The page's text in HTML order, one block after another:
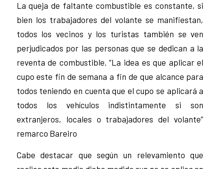
La queja de faltante combustible es constante, si
bien los trabajadores del volante se manifiestan,
todos los vecinos y los turistas también se ven
perjudicados por las personas que se dedican a la
reventa de combustible. “La idea es que aplicar el
cupo este fin de semana a fin de que alcance para
todos teniendo en cuenta que el cupo se aplicará a
todos los vehículos indistintamente si son
extranjeros, locales o trabajadores del volante”
remarco Bareiro
Cabe destacar que según un relevamiento que